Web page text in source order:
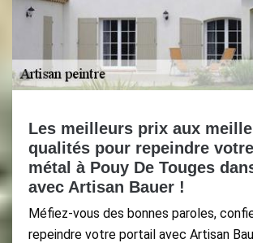
Les meilleurs prix aux
qualités pour repeindre
métal à Pouy De Touges
avec Artisan Bauer !
Méfiez-vous des bonnes paroles,
repeindre votre portail avec Artisan